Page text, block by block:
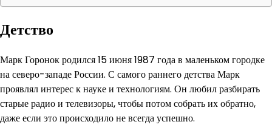
Детство
Марк Горонок родился 15 июня 1987 года в маленьком городке
на северо-западе России. С самого раннего детства Марк
проявлял интерес к науке и технологиям. Он любил разбирать
старые радио и телевизоры, чтобы потом собрать их обратно,
даже если это происходило не всегда успешно.